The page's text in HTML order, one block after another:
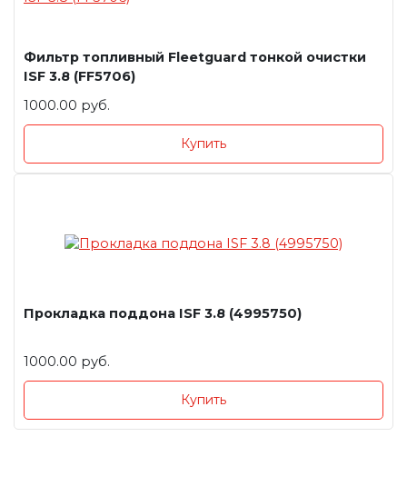
Фильтр топливный Fleetguard тонкой очистки
ISF 3.8 (FF5706)
1000.00 руб.
Купить
Прокладка поддона ISF 3.8 (4995750)
1000.00 руб.
Купить